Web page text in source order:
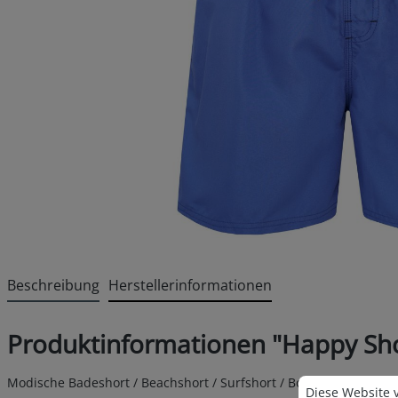
Beschreibung Herstellerinformationen
Produktinformationen "Happy
Modische Badeshort / Beachshort / Surfshort / Boardshort von
Cookie-
Diese Website
Diese Website